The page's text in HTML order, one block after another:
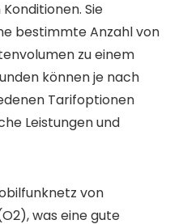
Sie
bestimmte Anzahl von
zu einem
können je nach
Tarifoptionen
Leistungen und
von
was eine gute